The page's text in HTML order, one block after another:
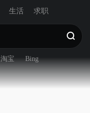
生活 求职
淘宝 Bing